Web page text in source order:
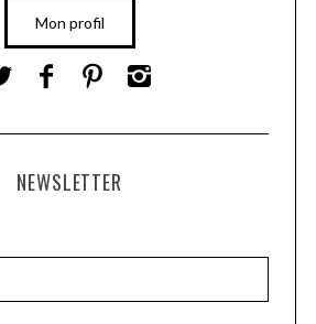
Mon profil
NEWSLETTER